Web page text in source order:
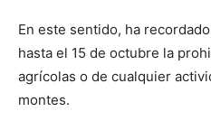
En este sentido, ha
hasta el 15 de octubre la
agrícolas o de cualquier
montes.